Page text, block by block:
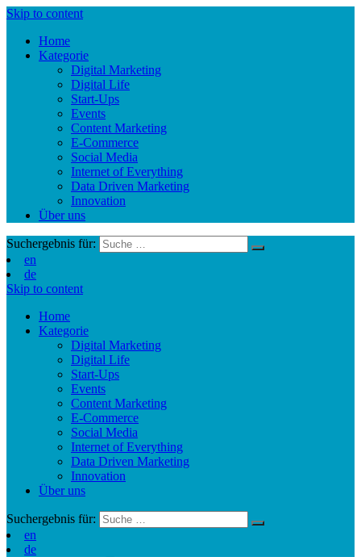
Skip to content
Home
Kategorie
Digital Marketing
Digital Life
Start-Ups
Events
Content Marketing
E-Commerce
Social Media
Internet of Everything
Data Driven Marketing
Innovation
Über uns
Suchergebnis für:
en
de
Skip to content
Home
Kategorie
Digital Marketing
Digital Life
Start-Ups
Events
Content Marketing
E-Commerce
Social Media
Internet of Everything
Data Driven Marketing
Innovation
Über uns
Suchergebnis für:
en
de